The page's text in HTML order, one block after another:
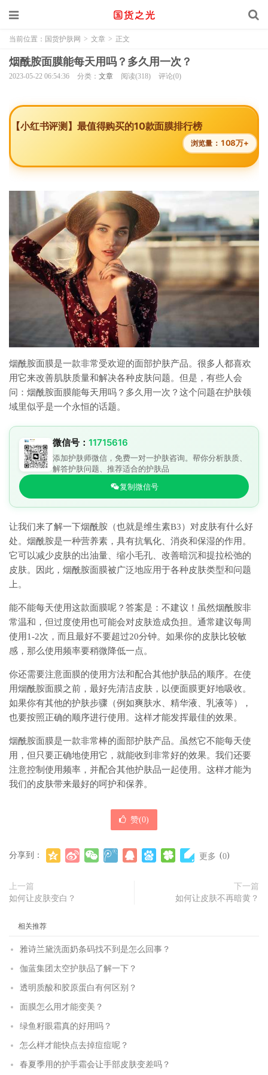
当前位置： 国货护肤网 > 文章 > 正文
烟酰胺面膜能每天用吗？多久用一次？
2023-05-22 06:54:36 分类： 文章 阅读(318) 评论(0)
【小红书评测】最值得购买的10款面膜排行榜
浏览量： 108万+
烟酰胺面膜是一款非常受欢迎的面部护肤产品。很多人都喜欢
用它来改善肌肤质量和解决各种皮肤问题。但是，有些人会
问：烟酰胺面膜能每天用吗？多久用一次？这个问题在护肤领
域里似乎是一个永恒的话题。
微信号： 11715616
添加护肤师微信，免费一对一护肤咨询。帮你分析肤质、
解答护肤问题、推荐适合的护肤品
复制微信号
让我们来了解一下烟酰胺（也就是维生素B3）对皮肤有什么好
处。烟酰胺是一种营养素，具有抗氧化、消炎和保湿的作用。
它可以减少皮肤的出油量、缩小毛孔、改善暗沉和提拉松弛的
皮肤。因此，烟酰胺面膜被广泛地应用于各种皮肤类型和问题
上。
能不能每天使用这款面膜呢？答案是：不建议！虽然烟酰胺非
常温和，但过度使用也可能会对皮肤造成负担。通常建议每周
使用1-2次，而且最好不要超过20分钟。如果你的皮肤比较敏
感，那么使用频率要稍微降低一点。
你还需要注意面膜的使用方法和配合其他护肤品的顺序。在使
用烟酰胺面膜之前，最好先清洁皮肤，以便面膜更好地吸收。
如果你有其他的护肤步骤（例如爽肤水、精华液、乳液等），
也要按照正确的顺序进行使用。这样才能发挥最佳的效果。
烟酰胺面膜是一款非常棒的面部护肤产品。虽然它不能每天使
用，但只要正确地使用它，就能收到非常好的效果。我们还要
注意控制使用频率，并配合其他护肤品一起使用。这样才能为
我们的皮肤带来最好的呵护和保养。
赞(0)
分享到： 更多 (0)
上一篇
如何让皮肤变白？
下一篇
如何让皮肤不再暗黄？
相关推荐
雅诗兰黛洗面奶条码找不到是怎么回事？
伽蓝集团太空护肤品了解一下？
透明质酸和胶原蛋白有何区别？
面膜怎么用才能变美？
绿鱼籽眼霜真的好用吗？
怎么样才能快点去掉痘痘呢？
春夏季用的护手霜会让手部皮肤变差吗？